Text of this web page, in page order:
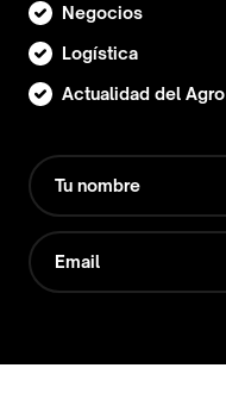
Negocios
Logística
Actualidad del Agro